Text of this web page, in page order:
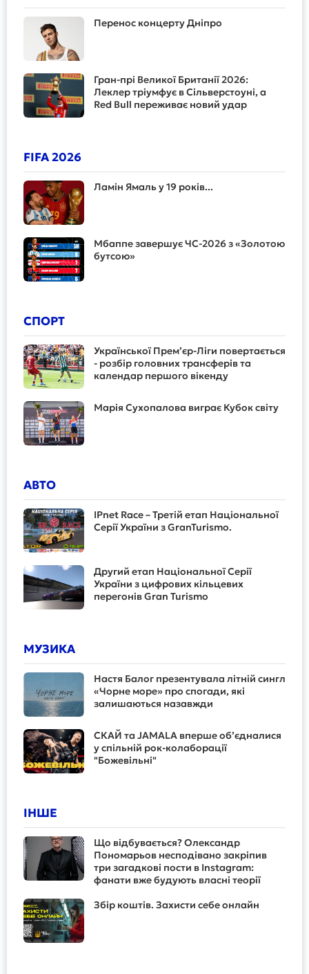
Перенос концерту Дніпро
Гран-прі Великої Британії 2026:
Леклер тріумфує в Сільверстоуні, а
Red Bull переживає новий удар
FIFA 2026
Ламін Ямаль у 19 років...
Мбаппе завершує ЧС-2026 з «Золотою
бутсою»
СПОРТ
Української Прем’єр-Ліги повертається
- розбір головних трансферів та
календар першого вікенду
Марія Сухопалова виграє Кубок світу
АВТО
IPnet Race – Третій етап Національної
Серії України з GranTurismo.
Другий етап Національної Серії
України з цифрових кільцевих
перегонів Gran Turismo
МУЗИКА
Настя Балог презентувала літній сингл
«Чорне море» про спогади, які
залишаються назавжди
СКАЙ та JAMALA вперше об’єдналися
у спільній рок-колаборації
"Божевільні"
ІНШЕ
Що відбувається? Олександр
Пономарьов несподівано закріпив
три загадкові пости в Instagram:
фанати вже будують власні теорії
Збір коштів. Захисти себе онлайн